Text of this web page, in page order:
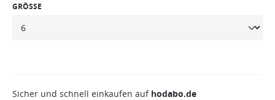
GRÖSSE
Sicher und schnell einkaufen auf hodabo.de